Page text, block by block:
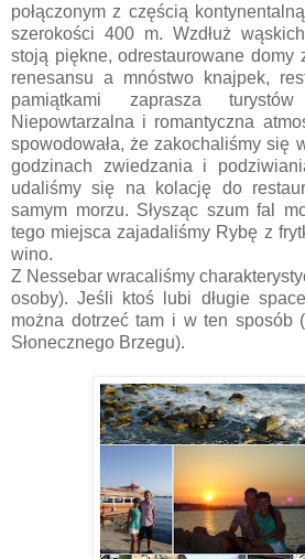
połączonym z częścią
szerokości 400 m. Wzdłuż
stoją piękne, odrestaurowane domy
renesansu a mnóstwo knajpek,
pamiątkami zaprasza
Niepowtarzalna i romantyczna
spowodowała, że zakochaliśmy się
godzinach zwiedzania i
udaliśmy się na kolację do
samym morzu. Słysząc szum fal
tego miejsca zajadaliśmy Rybę z
wino.
Z Nessebar wracaliśmy
osoby). Jeśli ktoś lubi długie
można dotrzeć tam i w ten sposób
Słonecznego Brzegu).